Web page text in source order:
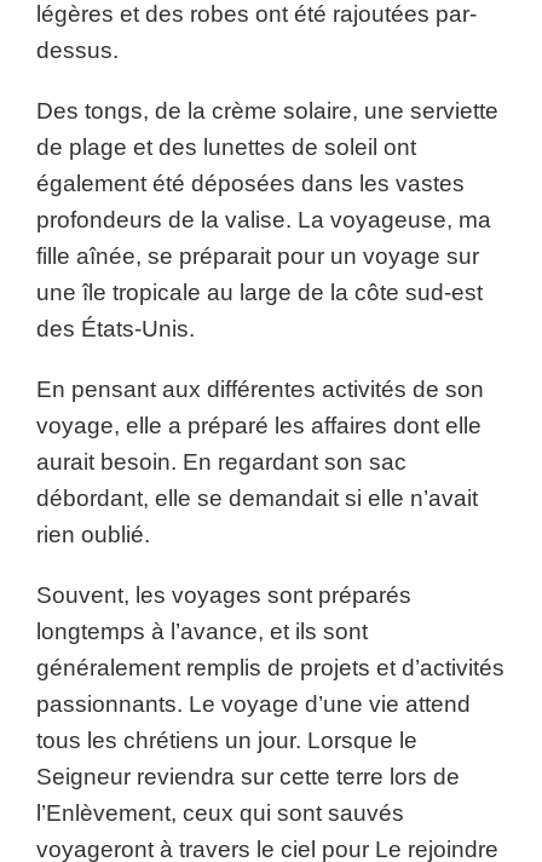
légères et des robes ont été rajoutées par-
dessus.
Des tongs, de la crème solaire, une serviette
de plage et des lunettes de soleil ont
également été déposées dans les vastes
profondeurs de la valise. La voyageuse, ma
fille aînée, se préparait pour un voyage sur
une île tropicale au large de la côte sud-est
des États-Unis.
En pensant aux différentes activités de son
voyage, elle a préparé les affaires dont elle
aurait besoin. En regardant son sac
débordant, elle se demandait si elle n’avait
rien oublié.
Souvent, les voyages sont préparés
longtemps à l’avance, et ils sont
généralement remplis de projets et d’activités
passionnants. Le voyage d’une vie attend
tous les chrétiens un jour. Lorsque le
Seigneur reviendra sur cette terre lors de
l’Enlèvement, ceux qui sont sauvés
voyageront à travers le ciel pour Le rejoindre